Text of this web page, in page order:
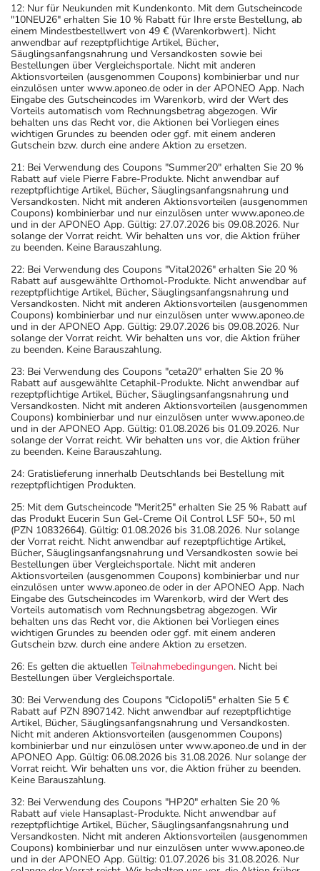
Wechselwirkungen auftreten. Sie sollten deswegen
generell vor der Behandlung mit einem neuen
Arzneimittel jedes andere, das Sie bereits anwenden,
dem Arzt oder Apotheker angeben. Das gilt auch für
Arzneimittel, die Sie selbst kaufen, nur gelegentlich
anwenden oder deren Anwendung schon einige Zeit
zurückliegt.
Bitte verwenden Sie dieses Arzneimittel nicht mehr nach
dem auf der Packung oder der Umverpackung
sich auf den letzten Tag des angegebenen Monats.
12: Nur für Neukunden mit Kundenkonto. Mit dem Gutscheincode
"10NEU26" erhalten Sie 10 % Rabatt für Ihre erste Bestellung, ab
einem Mindestbestellwert von 49 € (Warenkorbwert). Nicht
anwendbar auf rezeptpflichtige Artikel, Bücher,
Säuglingsanfangsnahrung und Versandkosten sowie bei
Bestellungen über Vergleichsportale. Nicht mit anderen
Aktionsvorteilen (ausgenommen Coupons) kombinierbar und nur
einzulösen unter www.aponeo.de oder in der APONEO App. Nach
Eingabe des Gutscheincodes im Warenkorb, wird der Wert des
Vorteils automatisch vom Rechnungsbetrag abgezogen. Wir
behalten uns das Recht vor, die Aktionen bei Vorliegen eines
wichtigen Grundes zu beenden oder ggf. mit einem anderen
Gutschein bzw. durch eine andere Aktion zu ersetzen.
21: Bei Verwendung des Coupons "Summer20" erhalten Sie 20 %
Rabatt auf viele Pierre Fabre-Produkte. Nicht anwendbar auf
rezeptpflichtige Artikel, Bücher, Säuglingsanfangsnahrung und
Versandkosten. Nicht mit anderen Aktionsvorteilen (ausgenommen
Coupons) kombinierbar und nur einzulösen unter www.aponeo.de
und in der APONEO App. Gültig: 27.07.2026 bis 09.08.2026. Nur
solange der Vorrat reicht. Wir behalten uns vor, die Aktion früher
zu beenden. Keine Barauszahlung.
22: Bei Verwendung des Coupons "Vital2026" erhalten Sie 20 %
Rabatt auf ausgewählte Orthomol-Produkte. Nicht anwendbar auf
rezeptpflichtige Artikel, Bücher, Säuglingsanfangsnahrung und
Versandkosten. Nicht mit anderen Aktionsvorteilen (ausgenommen
Coupons) kombinierbar und nur einzulösen unter www.aponeo.de
und in der APONEO App. Gültig: 29.07.2026 bis 09.08.2026. Nur
solange der Vorrat reicht. Wir behalten uns vor, die Aktion früher
zu beenden. Keine Barauszahlung.
23: Bei Verwendung des Coupons "ceta20" erhalten Sie 20 %
Rabatt auf ausgewählte Cetaphil-Produkte. Nicht anwendbar auf
rezeptpflichtige Artikel, Bücher, Säuglingsanfangsnahrung und
Versandkosten. Nicht mit anderen Aktionsvorteilen (ausgenommen
Coupons) kombinierbar und nur einzulösen unter www.aponeo.de
und in der APONEO App. Gültig: 01.08.2026 bis 01.09.2026. Nur
solange der Vorrat reicht. Wir behalten uns vor, die Aktion früher
zu beenden. Keine Barauszahlung.
24: Gratislieferung innerhalb Deutschlands bei Bestellung mit
rezeptpflichtigen Produkten.
25: Mit dem Gutscheincode "Merit25" erhalten Sie 25 % Rabatt auf
das Produkt Eucerin Sun Gel-Creme Oil Control LSF 50+, 50 ml
(PZN 10832664). Gültig: 01.08.2026 bis 31.08.2026. Nur solange
der Vorrat reicht. Nicht anwendbar auf rezeptpflichtige Artikel,
Bücher, Säuglingsanfangsnahrung und Versandkosten sowie bei
Bestellungen über Vergleichsportale. Nicht mit anderen
Aktionsvorteilen (ausgenommen Coupons) kombinierbar und nur
einzulösen unter www.aponeo.de oder in der APONEO App. Nach
Eingabe des Gutscheincodes im Warenkorb, wird der Wert des
Vorteils automatisch vom Rechnungsbetrag abgezogen. Wir
behalten uns das Recht vor, die Aktionen bei Vorliegen eines
wichtigen Grundes zu beenden oder ggf. mit einem anderen
Gutschein bzw. durch eine andere Aktion zu ersetzen.
26: Es gelten die aktuellen Teilnahmebedingungen. Nicht bei
Bestellungen über Vergleichsportale.
30: Bei Verwendung des Coupons "Ciclopoli5" erhalten Sie 5 €
Rabatt auf PZN 8907142. Nicht anwendbar auf rezeptpflichtige
Artikel, Bücher, Säuglingsanfangsnahrung und Versandkosten.
Nicht mit anderen Aktionsvorteilen (ausgenommen Coupons)
kombinierbar und nur einzulösen unter www.aponeo.de und in der
APONEO App. Gültig: 06.08.2026 bis 31.08.2026. Nur solange der
Vorrat reicht. Wir behalten uns vor, die Aktion früher zu beenden.
Keine Barauszahlung.
32: Bei Verwendung des Coupons "HP20" erhalten Sie 20 %
Rabatt auf viele Hansaplast-Produkte. Nicht anwendbar auf
rezeptpflichtige Artikel, Bücher, Säuglingsanfangsnahrung und
Versandkosten. Nicht mit anderen Aktionsvorteilen (ausgenommen
Coupons) kombinierbar und nur einzulösen unter www.aponeo.de
und in der APONEO App. Gültig: 01.07.2026 bis 31.08.2026. Nur